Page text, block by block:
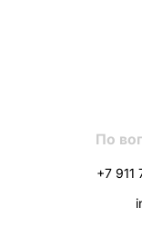
По
+7 911